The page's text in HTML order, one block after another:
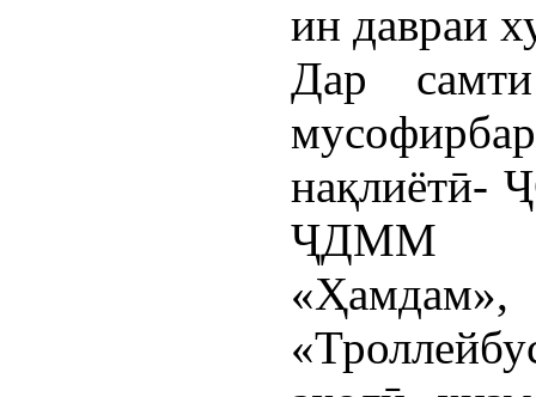
ин давраи
Дар
нақлиётӣ-
ҶДММ